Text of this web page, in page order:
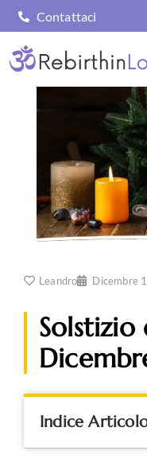
Contattaci
Leandro Dicembre
Solstizio
Indice